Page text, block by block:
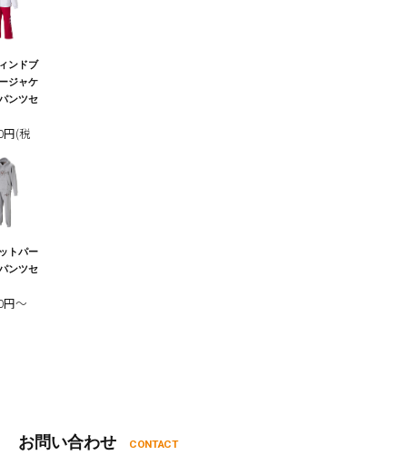
ンドブ
ジャケ
ンツセ
円(税
トパー
ンツセ
円～
お問い合わせ CONTACT